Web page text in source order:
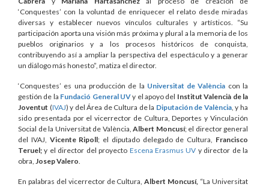
‘Conquestes’ con la voluntad de enriquecer el relato desde miradas
diversas y establecer nuevos vínculos culturales y artísticos. “Su
participación aporta una visión más próxima y plural a la memoria de los
pueblos originarios y a los procesos históricos de conquista,
contribuyendo así a ampliar la perspectiva del espectáculo y a generar
un diálogo más honesto”, matiza el director.
‘Conquestes’ es una producción de la Universitat de València con la
gestión de la Fundació General UVy el apoyo del Institut Valencià de la
Joventut (IVAJ) y del Área de Cultura de la Diputación de València, y ha
sido presentada por el vicerrector de Cultura, Deportes y Vinculación
Social de la Universitat de València, Albert Moncusí; el director general
del IVAJ, Vicente Ripoll; el diputado delegado de Cultura, Francisco
Teruel; y el director del proyecto Escena Erasmus UV y director de la
obra, Josep Valero.
En palabras del vicerrector de Cultura,Albert Moncusí, “La Universitat